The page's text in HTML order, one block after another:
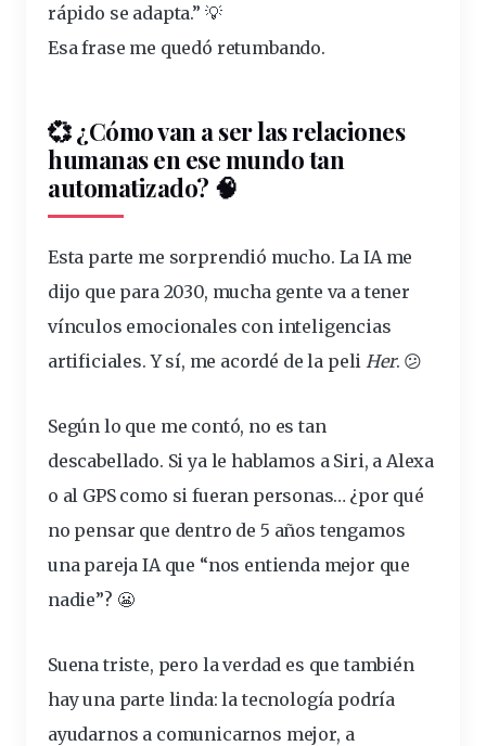
rápido se adapta.” 💡
Esa frase me quedó retumbando.
💞 ¿Cómo van a ser las relaciones
humanas en ese mundo tan
automatizado? 🧠
Esta parte me sorprendió mucho. La IA me
dijo que para 2030, mucha gente va a tener
vínculos emocionales con inteligencias
artificiales. Y sí, me acordé de la peli Her. 😕
Según lo que me contó, no es tan
descabellado. Si ya le hablamos a Siri, a Alexa
o al GPS como si fueran personas… ¿por qué
no pensar que dentro de 5 años tengamos
una pareja IA que “nos entienda mejor que
nadie”? 😬
Suena triste, pero la verdad es que también
hay una parte linda:la tecnología podría
ayudarnos a comunicarnos mejor, a